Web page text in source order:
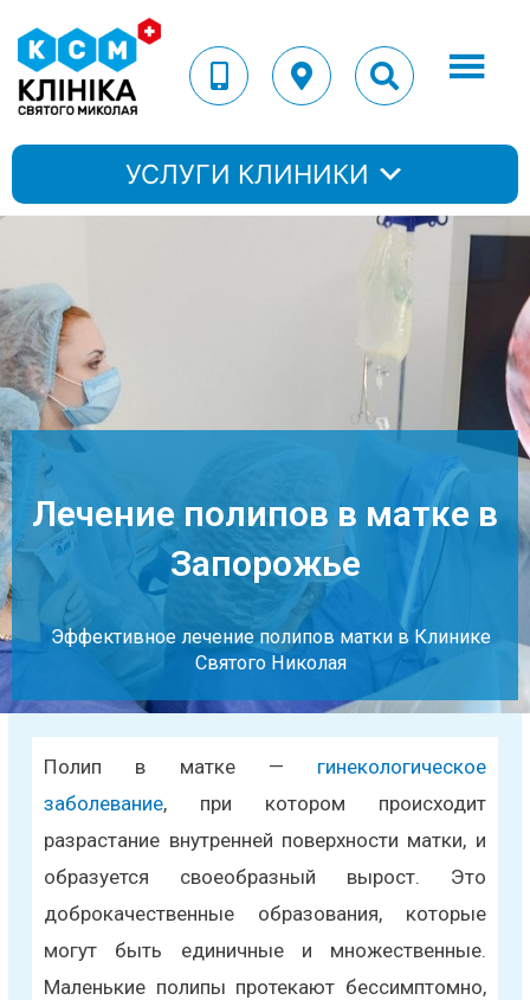
УСЛУГИ КЛИНИКИ
Лечение полипов в матке в
Запорожье
Эффективное лечение полипов матки в Клинике
Святого Николая
Полип в матке — гинекологическое
заболевание, при котором происходит
разрастание внутренней поверхности матки, и
образуется своеобразный вырост. Это
доброкачественные образования, которые
могут быть единичные и множественные.
Маленькие полипы протекают бессимптомно,